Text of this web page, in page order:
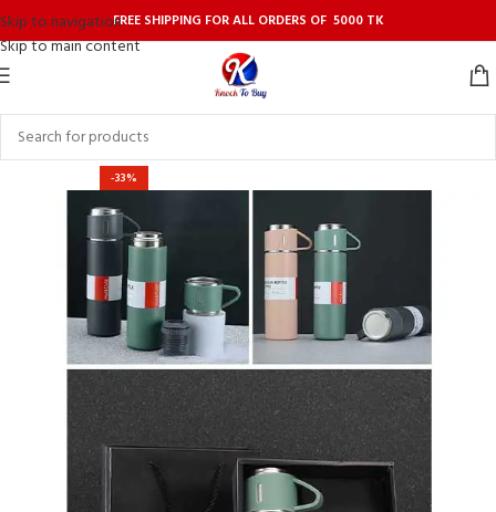
Skip to navigation
Skip to main content
FREE SHIPPING FOR ALL ORDERS OF 5000 TK
-33%